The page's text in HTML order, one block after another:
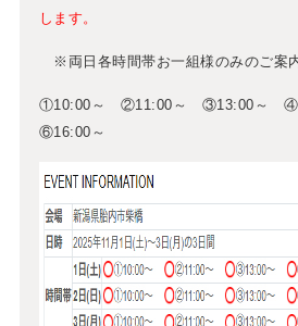
します。
※両日各時間帯お一組様のみのご案
①10:00～ ②11:00～ ③13:00～
⑥16:00～